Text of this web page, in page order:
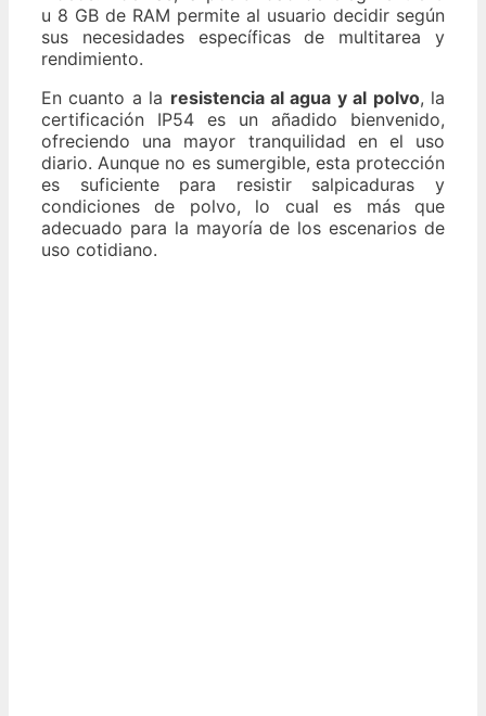
u 8 GB de RAM permite al usuario decidir según
sus necesidades específicas de multitarea y
rendimiento.
En cuanto a la resistencia al agua y al polvo, la
certificación IP54 es un añadido bienvenido,
ofreciendo una mayor tranquilidad en el uso
diario. Aunque no es sumergible, esta protección
es suficiente para resistir salpicaduras y
condiciones de polvo, lo cual es más que
adecuado para la mayoría de los escenarios de
uso cotidiano.